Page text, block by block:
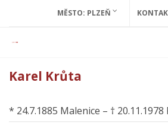
MĚSTO: PLZEŇ
Karel Krůta
* 24.7.1885 Malenice – † 20.11.1978